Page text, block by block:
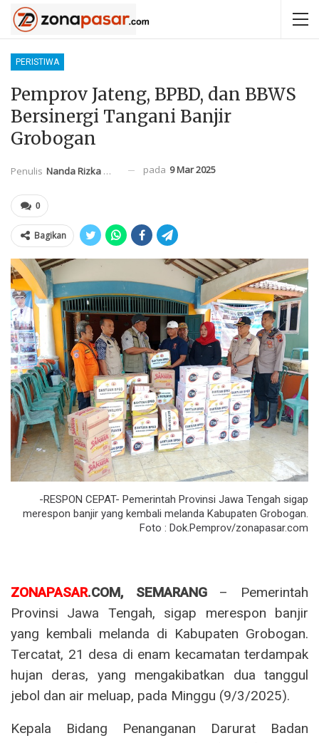
PERISTIWA
Pemprov Jateng, BPBD, dan BBWS
Bersinergi Tangani Banjir
Grobogan
Penulis Nanda Rizka Mahendra pada 9 Mar 2025
0
Bagikan
-RESPON CEPAT- Pemerintah Provinsi Jawa Tengah sigap
merespon banjir yang kembali melanda Kabupaten Grobogan.
Foto : Dok.Pemprov/zonapasar.com
ZONAPASAR.COM, SEMARANG– Pemerintah
Provinsi Jawa Tengah, sigap merespon banjir
yang kembali melanda di Kabupaten Grobogan.
Tercatat, 21 desa di enam kecamatan terdampak
hujan deras, yang mengakibatkan dua tanggul
jebol dan air meluap, pada Minggu (9/3/2025).
Kepala Bidang Penanganan Darurat Badan